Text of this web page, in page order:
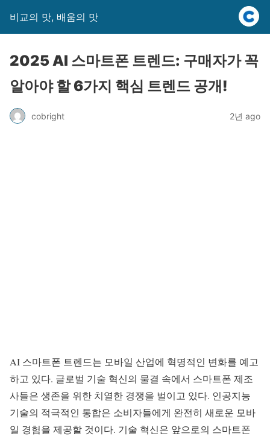
비교의 맛, 배움의 맛
2025 AI 스마트폰 트렌드: 구매자가 꼭
알아야 할 6가지 핵심 트렌드 공개!
cobright 2년 ago
AI 스마트폰 트렌드는 모바일 산업에 혁명적인 변화를 예고
하고 있다. 글로벌 기술 혁신의 물결 속에서 스마트폰 제조
사들은 생존을 위한 치열한 경쟁을 벌이고 있다. 인공지능
기술의 적극적인 통합은 소비자들에게 완전히 새로운 모바
일 경험을 제공할 것이다. 기술 혁신은 앞으로의 스마트폰